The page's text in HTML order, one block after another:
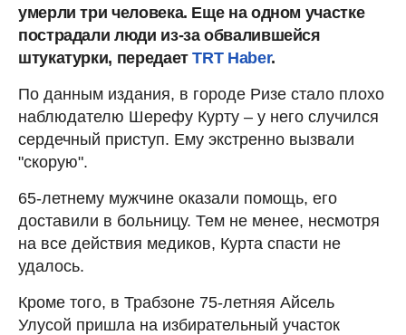
умерли три человека. Еще на одном участке
пострадали люди из-за обвалившейся
штукатурки, передаетTRT Haber.
По данным издания, в городе Ризе стало плохо
наблюдателю Шерефу Курту – у него случился
сердечный приступ. Ему экстренно вызвали
"скорую".
65-летнему мужчине оказали помощь, его
доставили в больницу. Тем не менее, несмотря
на все действия медиков, Курта спасти не
удалось.
Кроме того, в Трабзоне 75-летняя Айсель
Улусой пришла на избирательный участок